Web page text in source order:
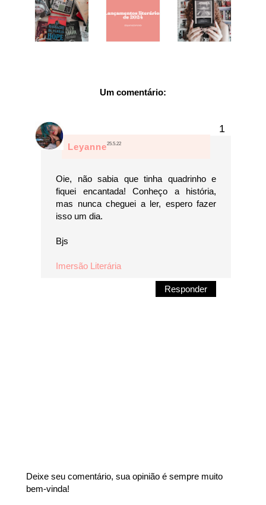
Um comentário:
Leyanne25.5.22
Oie, não sabia que tinha quadrinho e
fiquei encantada! Conheço a história,
mas nunca cheguei a ler, espero fazer
isso um dia.
Bjs
Imersão Literária
Responder
Deixe seu comentário, sua opinião é sempre muito
bem-vinda!